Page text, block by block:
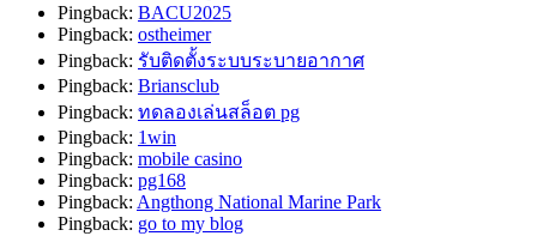
Pingback: BACU2025
Pingback: ostheimer
Pingback: รับติดตั้งระบบระบายอากาศ
Pingback: Briansclub
Pingback: ทดลองเล่นสล็อต pg
Pingback: 1win
Pingback: mobile casino
Pingback: pg168
Pingback: Angthong National Marine Park
Pingback: go to my blog